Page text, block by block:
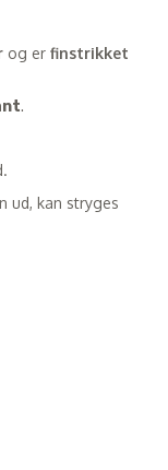
og er finstrikket
.
ud, kan stryges